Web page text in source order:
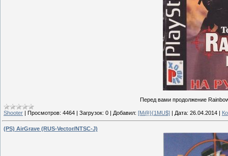
Перед вами продолжение
Shooter Просмотров: 4464 Загрузок: 0 Добавил: [M@}{1MU$] Дата: 26.04.2014
(PS) AirGrave (RUS-Vector/NTSC-J)